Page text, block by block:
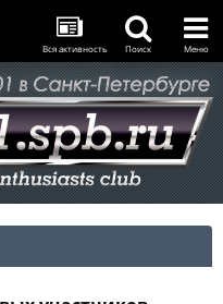
Вся активность Поиск Меню